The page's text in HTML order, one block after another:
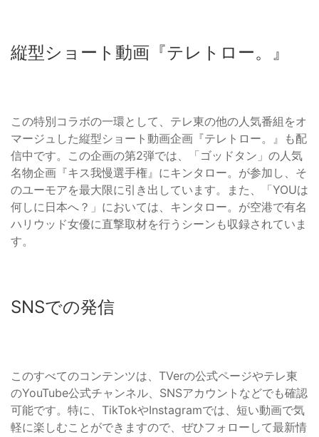
縦型ショート動画『テレトロー。』
この特別コラボの一環として、テレ東の他の人気番組をオ
マージュした縦型ショート動画企画『テレトロー。』も配
信中です。この企画の第2弾では、「ゴッドタン」の人気
名物企画『キス我慢選手権』にキンタロー。が参加し、そ
のユーモアを最大限に引き出しています。また、「YOUは
何しに日本へ？」においては、キンタロー。が空港で有名
ハリウッド女優に直撃取材を行うシーンも収録されていま
す。
SNSでの発信
このすべてのコンテンツは、TVerの公式ページやテレ東
のYouTube公式チャンネル、SNSアカウントなどでも確認
可能です。特に、TikTokやInstagramでは、短い動画で気
軽に楽しむことができますので、ぜひフォローして最新情